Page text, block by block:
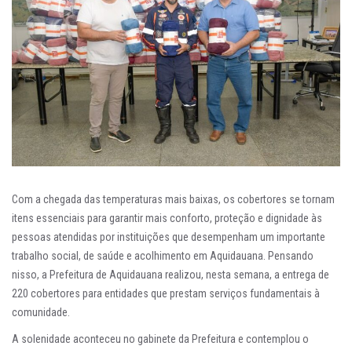
Com a chegada das temperaturas mais baixas, os cobertores se tornam
itens essenciais para garantir mais conforto, proteção e dignidade às
pessoas atendidas por instituições que desempenham um importante
trabalho social, de saúde e acolhimento em Aquidauana. Pensando
nisso, a Prefeitura de Aquidauana realizou, nesta semana, a entrega de
220 cobertores para entidades que prestam serviços fundamentais à
comunidade.
A solenidade aconteceu no gabinete da Prefeitura e contemplou o